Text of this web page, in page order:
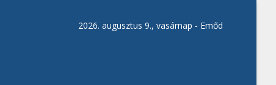
2026. augusztus 9., vasárnap - Emőd